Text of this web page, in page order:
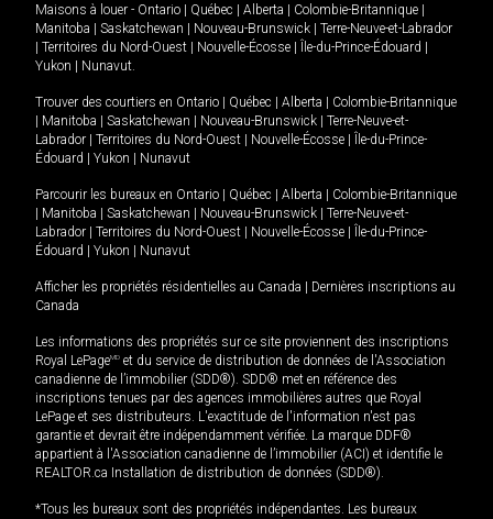
Maisons à louer - Ontario Québec Alberta Colombie-Britannique
Manitoba
Saskatchewan Nouveau-Brunswick
Terre-Neuve-et-Labrador
Territoires du Nord-Ouest Nouvelle-Écosse Île-du-Prince-Édouard
Yukon
Nunavut.
Trouver des courtiers en Ontario Québec Alberta
Colombie-Britannique
Manitoba Saskatchewan Nouveau-Brunswick
Terre-Neuve-et-
Labrador
Territoires du Nord-Ouest Nouvelle-Écosse
Île-du-Prince-
Édouard
Yukon Nunavut
Parcourir les bureaux en Ontario Québec Alberta
Colombie-Britannique
Manitoba Saskatchewan Nouveau-Brunswick
Terre-Neuve-et-
Labrador
Territoires du Nord-Ouest Nouvelle-Écosse
Île-du-Prince-
Édouard
Yukon Nunavut
Afficher les propriétés résidentielles au Canada
Dernières inscriptions au
Canada
Les informations des propriétés sur ce site proviennent des inscriptions
Royal LePageMD et du service de distribution de données de l'Association
canadienne de l’immobilier (SDD®). SDD® met en référence des
inscriptions tenues par des agences immobilières autres que Royal
LePage et ses distributeurs. L'exactitude de l'information n'est pas
garantie et devrait être indépendamment vérifiée. La marque DDF®
appartient à l'Association canadienne de l’immobilier (ACI) et identifie le
REALTOR.ca Installation de distribution de données (SDD®).
*Tous les bureaux sont des propriétés indépendantes. Les bureaux